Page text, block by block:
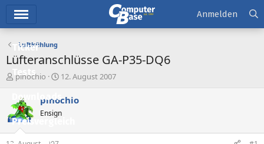
Ticker
Tests
Downloads
Preisvergleich
Anmelden
Luftkühlung
Lüfteranschlüsse GA-P35-DQ6
E
t
e
pinochio
E
s
e
12. August 2007
pinochio
Ensign